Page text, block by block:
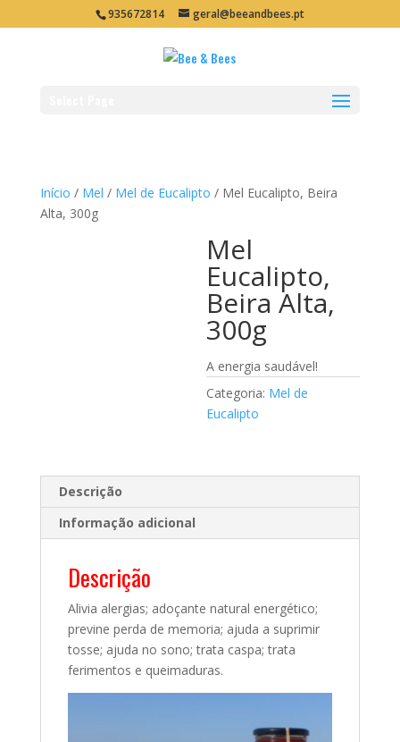
935672814 geral@beeandbees.pt
Início / Mel / Mel de Eucalipto / Mel Eucalipto, Beira
Alta, 300g
Mel
Eucalipto,
Beira Alta,
300g
A energia saudável!
Categoria: Mel de
Eucalipto
Descrição
Informação adicional
Descrição
Alivia alergias; adoçante natural energético;
previne perda de memoria; ajuda a suprimir
tosse; ajuda no sono; trata caspa; trata
ferimentos e queimaduras.